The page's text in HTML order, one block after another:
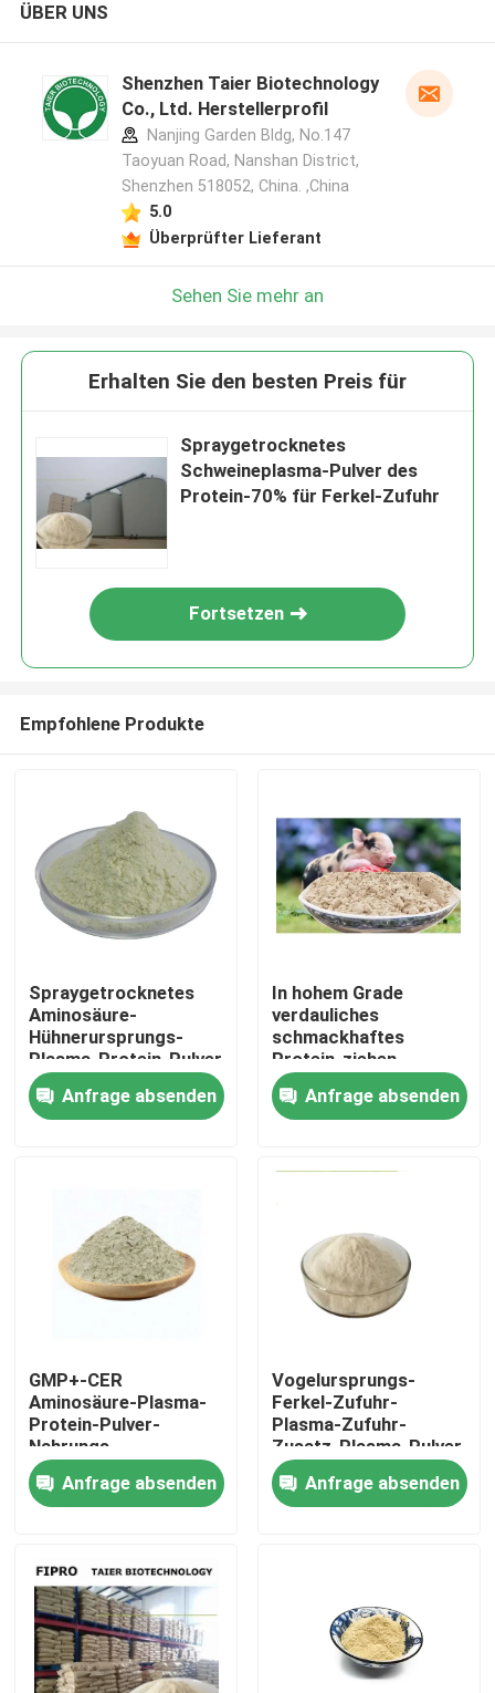
Nach Hause
Über uns
Produkte
Betriebsdüngemittel-Pulver
Aminosäure-Düngemittel-Pulver
Heme-Eisen-Pulver
Geflügel-Zufuhr-Zusätze
ÜBER UNS
Shenzhen Taier Biotechnology
Co., Ltd. Herstellerprofil
Nanjing Garden Bldg, No.147
Taoyuan Road, Nanshan District,
Shenzhen 518052, China. ,China
5.0
Überprüfter Lieferant
Sehen Sie mehr an
Erhalten Sie den besten Preis für
Spraygetrocknetes
Schweineplasma-Pulver des
Protein-70% für Ferkel-Zufuhr
Fortsetzen
Empfohlene Produkte
Spraygetrocknetes
Aminosäure-
Hühnerursprungs-
Plasma-Protein-Pulver
Anfrage absenden
In hohem Grade
verdauliches
schmackhaftes
Protein-ziehen
spraygetrocknete
Plasma-Schweine
Zusatz-neutrale
Anfrage absenden
GMP+-CER
Aminosäure-Plasma-
Protein-Pulver-
Nahrungs-
Vergrößerer
23099090
Anfrage absenden
Vogelursprungs-
Ferkel-Zufuhr-
Plasma-Zufuhr-
Zusatz-Plasma-Pulver
Anfrage absenden